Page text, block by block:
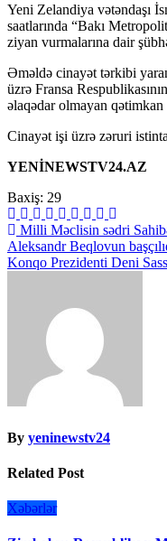
Yeni Zelandiya vətəndaşı
saatlarında “Bakı
ziyan vurmalarına dair
Əməldə cinayət tərkibi
üzrə Fransa
əlaqədar olmayan
Cinayət işi üzrə zəruri
YENİNEWSTV24.AZ
Baxiş: 29
Yazı
naviqasiyası
Milli Məclisin sədri
Aleksandr Beqlovun
Konqo Prezidenti Deni
By yeninewstv24
Related Post
Xəbərlər